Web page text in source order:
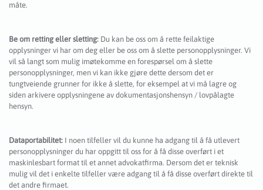
måte.
Be om retting eller sletting: Du kan be oss om å rette feilaktige
opplysninger vi har om deg eller be oss om å slette personopplysninger. Vi
vil så langt som mulig imøtekomme en forespørsel om å slette
personopplysninger, men vi kan ikke gjøre dette dersom det er
tungtveiende grunner for ikke å slette, for eksempel at vi må lagre og
siden arkivere opplysningene av dokumentasjonshensyn / lovpålagte
hensyn.
Dataportabilitet: I noen tilfeller vil du kunne ha adgang til å få utlevert
personopplysninger du har oppgitt til oss for å få disse overført i et
maskinlesbart format til et annet advokatfirma. Dersom det er teknisk
mulig vil det i enkelte tilfeller være adgang til å få disse overført direkte til
det andre firmaet.